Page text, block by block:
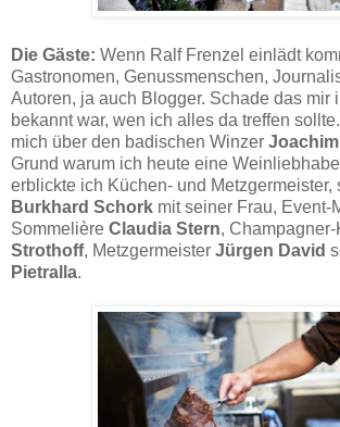
Die Gäste: Wenn Ralf Frenzel einlädt
Gastronomen, Genussmenschen,
Autoren, ja auch Blogger. Schade das mir
bekannt war, wen ich alles da treffen
mich über den badischen Winzer
Grund warum ich heute eine
erblickte ich Küchen- und Metzgermeister,
Burkhard Schork mit seiner Frau, Event-
Sommelière Claudia Stern,
Strothoff, Metzgermeister Jürgen David
Pietralla.